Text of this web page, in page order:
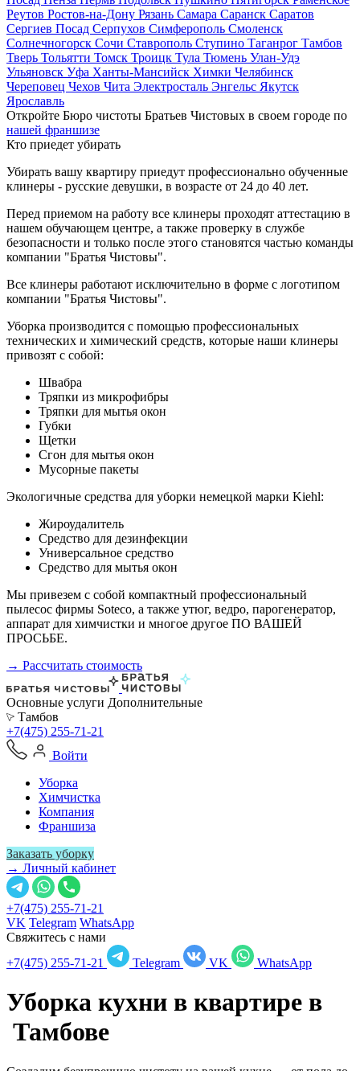
Реутов Ростов-на-Дону Рязань Самара Саранск Саратов
Сергиев Посад Серпухов Симферополь Смоленск
Солнечногорск Сочи Ставрополь Ступино Таганрог Тамбов
Тверь Тольятти Томск Троицк Тула Тюмень Улан-Удэ
Ульяновск Уфа Ханты-Мансийск Химки Челябинск
Череповец Чехов Чита Электросталь Энгельс Якутск
Ярославль
Откройте Бюро чистоты Братьев Чистовых в своем городе по
нашей франшизе
Кто приедет убирать
Убирать вашу квартиру приедут профессионально обученные
клинеры - русские девушки, в возрасте от 24 до 40 лет.
Перед приемом на работу все клинеры проходят аттестацию в
нашем обучающем центре, а также проверку в службе
безопасности и только после этого становятся частью команды
компании "Братья Чистовы".
Все клинеры работают исключительно в форме с логотипом
компании "Братья Чистовы".
Уборка производится с помощью профессиональных
технических и химический средств, которые наши клинеры
привозят с собой:
Швабра
Тряпки из микрофибры
Тряпки для мытья окон
Губки
Щетки
Сгон для мытья окон
Мусорные пакеты
Экологичные средства для уборки немецкой марки Kiehl:
Жироудалитель
Средство для дезинфекции
Универсальное средство
Средство для мытья окон
Мы привезем с собой компактный профессиональный
пылесос фирмы Soteco, а также утюг, ведро, парогенератор,
аппарат для химчистки и многое другое ПО ВАШЕЙ
ПРОСЬБЕ.
→ Рассчитать стоимость
Основные услуги Дополнительные
Тамбов
+7(475) 255-71-21
Войти
Уборка
Химчистка
Компания
Франшиза
Заказать уборку
→ Личный кабинет
+7(475) 255-71-21
VK Telegram WhatsApp
Свяжитесь с нами
+7(475) 255-71-21
Telegram VK WhatsApp
Уборка кухни в квартире в
Тамбове